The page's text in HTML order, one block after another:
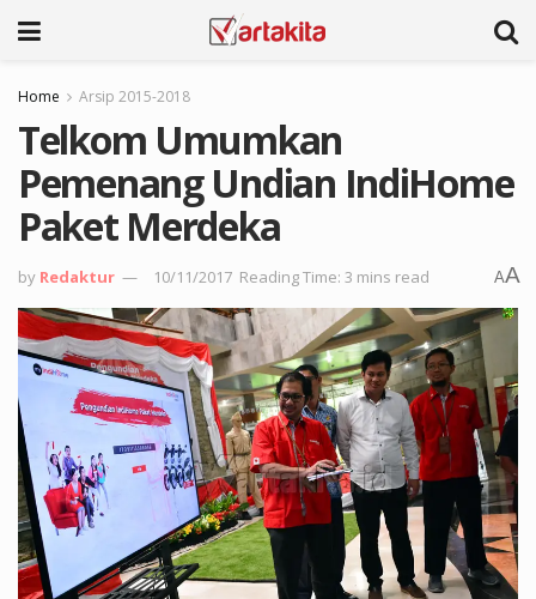
Home Arsip 2015-2018
Telkom Umumkan
Pemenang Undian IndiHome
Paket Merdeka
by Redaktur 10/11/2017 Reading Time: 3 mins read AA